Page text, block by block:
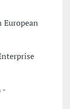
European
-